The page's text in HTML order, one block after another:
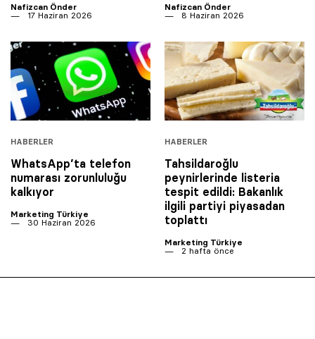
Nafizcan Önder
17 Haziran 2026
Nafizcan Önder
8 Haziran 2026
HABERLER
WhatsApp’ta telefon
numarası zorunluluğu
kalkıyor
Marketing Türkiye
30 Haziran 2026
HABERLER
Tahsildaroğlu
peynirlerinde listeria
tespit edildi: Bakanlık
ilgili partiyi piyasadan
toplattı
Marketing Türkiye
2 hafta önce